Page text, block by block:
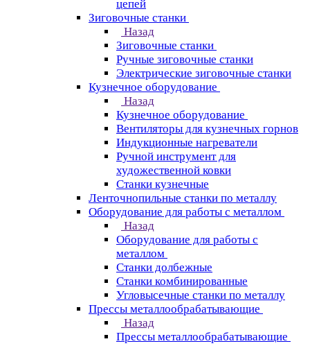
цепей
Зиговочные станки
Назад
Зиговочные станки
Ручные зиговочные станки
Электрические зиговочные станки
Кузнечное оборудование
Назад
Кузнечное оборудование
Вентиляторы для кузнечных горнов
Индукционные нагреватели
Ручной инструмент для
художественной ковки
Станки кузнечные
Ленточнопильные станки по металлу
Оборудование для работы с металлом
Назад
Оборудование для работы с
металлом
Станки долбежные
Станки комбинированные
Угловысечные станки по металлу
Прессы металлообрабатывающие
Назад
Прессы металлообрабатывающие